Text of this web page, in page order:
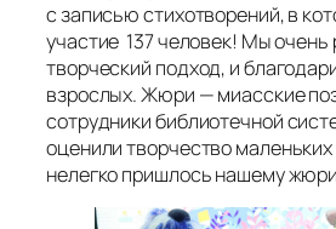
с записью стихотворений, в
участие 137 человек! Мы очень
творческий подход, и
взрослых. Жюри — миасские
сотрудники библиотечной
оценили творчество
нелегко пришлось нашему